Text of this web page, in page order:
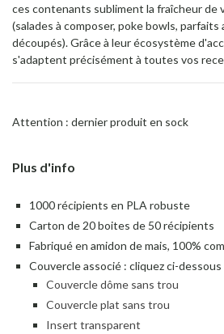
ces contenants subliment la fraîcheur de
(salades à composer, poke bowls,
découpés). Grâce à leur écosystème
s'adaptent précisément à toutes vos
Attention : dernier produit en sock
Plus d'info
1000 récipients en PLA robuste
Carton de 20 boites de 50 récipients
Fabriqué en amidon de mais, 100%
Couvercle associé : cliquez ci-dessous
Couvercle dôme sans trou
Couvercle plat sans trou
Insert transparent